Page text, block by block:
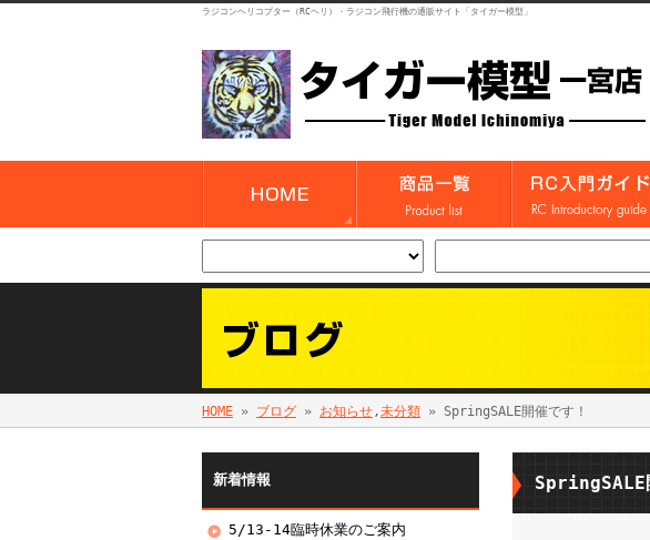
ラジコンヘリコプター（RCヘリ）・ラジコン飛行機の通販サイト「タイガー模型」
HOME » ブログ » お知らせ,未分類 » SpringSALE開催です！
SpringSALE
新着情報
5/13-14臨時休業のご案内